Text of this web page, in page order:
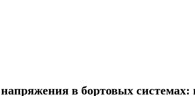
в бортовых